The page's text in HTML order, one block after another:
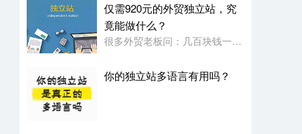
仅需920元的外贸独立站，究
竟能做什么？
很多外贸老板问：几百块钱一年的网站，功能会不会很简陋？小企书专业版本用实力告诉你：920元，足够打造一个专业级的外贸展示站。
你的独立站多语言有用吗？